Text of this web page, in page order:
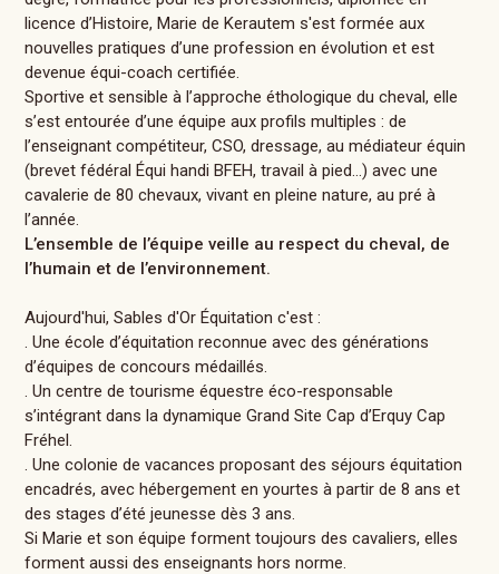
licence d’Histoire, Marie de Kerautem s'est formée aux
nouvelles pratiques d’une profession en évolution et est
devenue équi-coach certifiée.
Sportive et sensible à l’approche éthologique du cheval, elle
s’est entourée d’une équipe aux profils multiples : de
l’enseignant compétiteur, CSO, dressage, au médiateur équin
(brevet fédéral Équi handi BFEH, travail à pied…) avec une
cavalerie de 80 chevaux, vivant en pleine nature, au pré à
l’année.
L’ensemble de l’équipe veille au respect du cheval, de
l’humain et de l’environnement.
Aujourd'hui, Sables d'Or Équitation c'est :
. Une école d’équitation reconnue avec des générations
d’équipes de concours médaillés.
. Un centre de tourisme équestre éco-responsable
s’intégrant dans la dynamique Grand Site Cap d’Erquy Cap
Fréhel.
. Une colonie de vacances proposant des séjours équitation
encadrés, avec hébergement en yourtes à partir de 8 ans et
des stages d’été jeunesse dès 3 ans.
Si Marie et son équipe forment toujours des cavaliers, elles
forment aussi des enseignants hors norme.